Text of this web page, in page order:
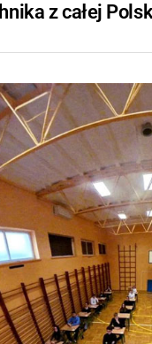
z całej